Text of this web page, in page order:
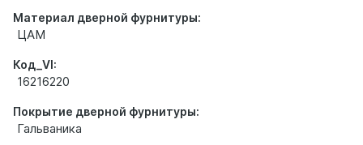
Материал дверной фурнитуры:
ЦАМ
Код_VI:
16216220
Покрытие дверной фурнитуры:
Гальваника